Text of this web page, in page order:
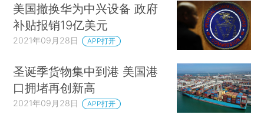
美国撤换华为中兴设备 政府
补贴报销19亿美元
2021年09月28日 APP打开
圣诞季货物集中到港 美国港
口拥堵再创新高
2021年09月28日 APP打开